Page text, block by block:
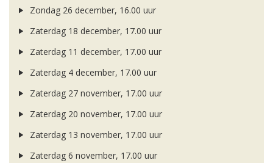
Zondag 26 december, 16.00 uur
Zaterdag 18 december, 17.00 uur
Zaterdag 11 december, 17.00 uur
Zaterdag 4 december, 17.00 uur
Zaterdag 27 november, 17.00 uur
Zaterdag 20 november, 17.00 uur
Zaterdag 13 november, 17.00 uur
Zaterdag 6 november, 17.00 uur